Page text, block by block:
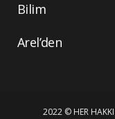
Bilim
Arel’den
2022 © HER HAKKI